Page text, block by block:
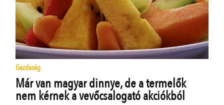
Gazdaság
Már van magyar dinnye, de a termelők
nem kérnek a vevőcsalogató akciókból